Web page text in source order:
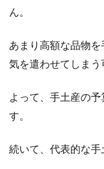
ん。
あまり高額な品物
気を遣わせてしまう
よって、手土産の
す。
続いて、代表的な手